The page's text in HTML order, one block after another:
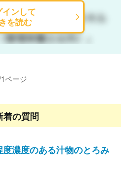
インして
を読む
1ページ
着の質問
濃度のある汁物のとろみ